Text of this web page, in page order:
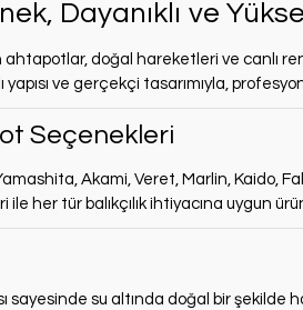
Dayanıklı ve
doğal hareketleri ve canlı
yapısı ve gerçekçi tasarımıyla,
Seçenekleri
Akami, Veret, Marlin, Kaido,
her tür balıkçılık ihtiyacına uygun
sayesinde su altında doğal bir şekilde